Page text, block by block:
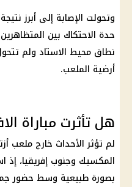
وتحولت الإصابة إلى أبرز
حدة الاحتكاك بين
نطاق محيط الاستاد ولم
أرضية الملعب.
هل تأثرت مباراة
لم تؤثر الأحداث خارج ملعب
المكسيك وجنوب إفريقيا، إذ
بصورة طبيعية وسط حضور